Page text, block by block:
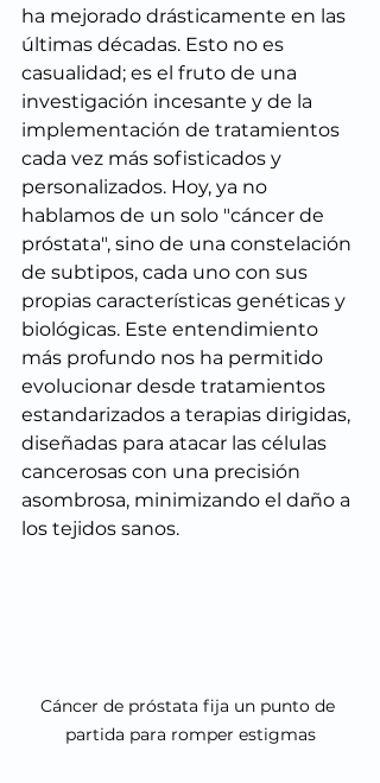
ha mejorado drásticamente en las
últimas décadas. Esto no es
casualidad; es el fruto de una
investigación incesante y de la
implementación de tratamientos
cada vez más sofisticados y
personalizados. Hoy, ya no
hablamos de un solo "cáncer de
próstata", sino de una constelación
de subtipos, cada uno con sus
propias características genéticas y
biológicas. Este entendimiento
más profundo nos ha permitido
evolucionar desde tratamientos
estandarizados a terapias dirigidas,
diseñadas para atacar las células
cancerosas con una precisión
asombrosa, minimizando el daño a
los tejidos sanos.
Cáncer de próstata fija un punto de
partida para romper estigmas